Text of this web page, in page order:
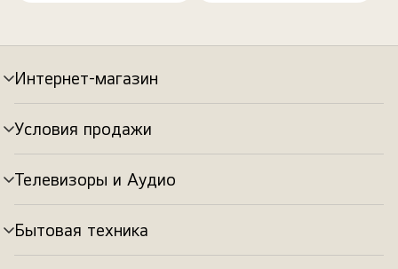
Интернет-магазин
Переключатель
меню
Условия продажи
Переключатель
меню
Телевизоры и Аудио
Переключатель
меню
Бытовая техника
Переключатель
меню